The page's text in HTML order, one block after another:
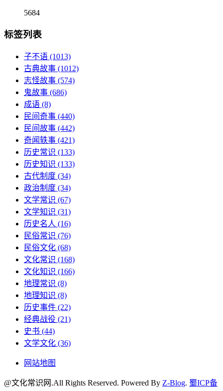
5684
标签列表
子不语 (1013)
古典故事 (1012)
志怪故事 (574)
鬼故事 (686)
成语 (8)
民间奇事 (440)
民间故事 (442)
奇闻轶事 (421)
历史常识 (133)
历史知识 (133)
古代制度 (34)
政治制度 (34)
文学常识 (67)
文学知识 (31)
历史名人 (16)
民俗常识 (76)
民俗文化 (68)
文化常识 (168)
文化知识 (166)
地理常识 (8)
地理知识 (8)
历史事件 (22)
经典战役 (21)
史书 (44)
文学文化 (36)
网站地图
@文化常识网.All Rights Reserved. Powered By Z-Blog. 蜀ICP备